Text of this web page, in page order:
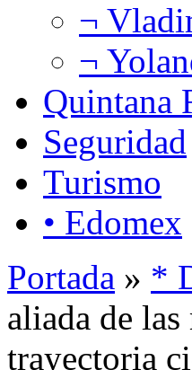
¬
¬
Quintana
Seguridad
Turismo
• Edomex
Portada » *
aliada de
trayectoria